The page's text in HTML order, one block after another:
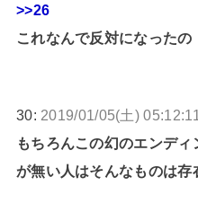
>>26
これなんで反対になったの
30: 2019/01/05(土)
もちろんこの幻のエンデ
が無い人はそんなものは存